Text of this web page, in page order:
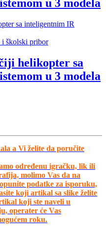
u 3 modela
i školski pribor
helikopter sa
u 3 modela
a Vi želite da poručite
određenu igračku, lik ili
molimo Vas da na
podatke za isporuku,
koji artikal sa slike želite
koji ste naveli u
operater će Vas
roku.